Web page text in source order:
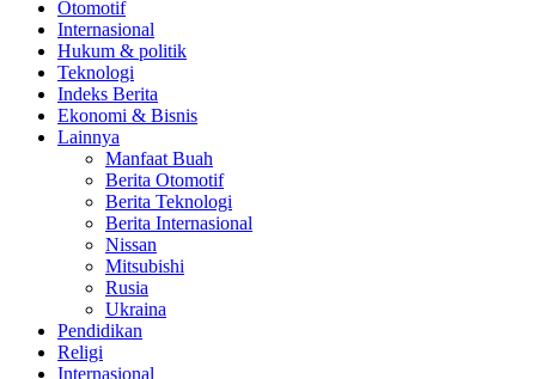
Otomotif
Internasional
Hukum & politik
Teknologi
Indeks Berita
Ekonomi & Bisnis
Lainnya
Manfaat Buah
Berita Otomotif
Berita Teknologi
Berita Internasional
Nissan
Mitsubishi
Rusia
Ukraina
Pendidikan
Religi
Internasional